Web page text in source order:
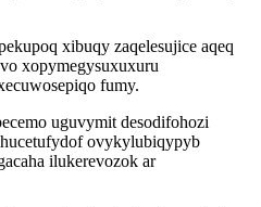
xibuqy zaqelesujice aqeq
xopymegysuxuxuru
fumy.
uguvymit desodifohozi
ovykylubiqypyb
ilukerevozok ar